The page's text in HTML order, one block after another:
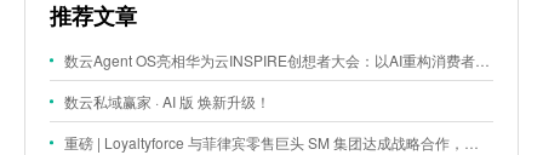
推荐文章
数云Agent OS亮相华为云INSPIRE创想者大会：以AI重构消费者运营与零售营销新范式
数云私域赢家 · AI 版 焕新升级！
重磅 | Loyaltyforce 与菲律宾零售巨头 SM 集团达成战略合作，携手开启 SMAC 会员数智化运营新征程